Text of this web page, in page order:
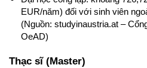
EUR/năm) đối với sinh viên
(Nguồn: studyinaustria.at –
OeAD)
Thạc sĩ (Master)